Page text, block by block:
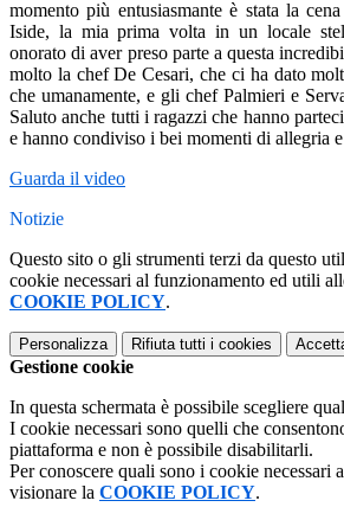
momento più entusiasmante è stata la
Iside, la mia prima volta in un locale
onorato di aver preso parte a questa
molto la chef De Cesari, che ci ha dato
che umanamente, e gli chef Palmieri e
Saluto anche tutti i ragazzi che hanno
e hanno condiviso i bei momenti di allegria
Guarda il video
Notizie
Questo sito o gli strumenti terzi da questo
cookie necessari al funzionamento ed utili
COOKIE POLICY.
Personalizza Rifiuta tutti i cookies
Gestione cookie
In questa schermata è possibile scegliere
I cookie necessari sono quelli che
piattaforma e non è possibile disabilitarli.
Per conoscere quali sono i cookie necessari
visionare la COOKIE POLICY.